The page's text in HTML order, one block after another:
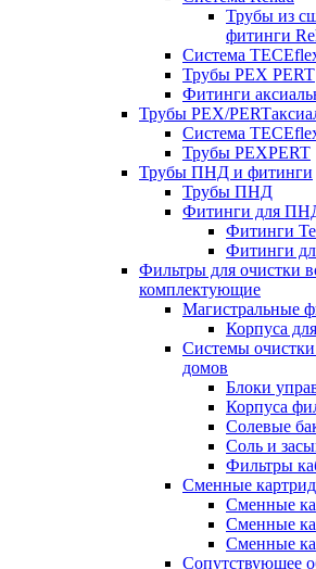
Трубы из
фитинги
Система
Трубы PEX PERT
Фитинги
Трубы PEX/
Система
Трубы PEXPERT
Трубы ПНД и фитинги
Трубы ПНД
Фитинги для
Фитинги
Фитинги
Фильтры для очистки
комплектующие
Магистральные
Корпуса
Системы
домов
Блоки
Корпуса
Солевые
Соль и
Фильтры
Сменные
Сменные
Сменные
Сменные
Сопутствующее